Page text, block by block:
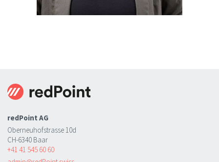
redPoint AG
Oberneuhofstrasse 10d
CH-6340 Baar
+41 41 545 60 60